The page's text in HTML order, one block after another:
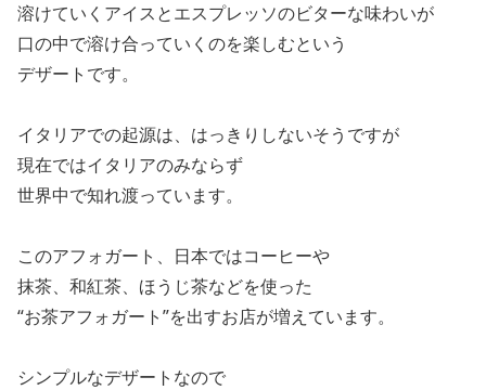
溶けていくアイスとエスプレッソのビターな味わいが
口の中で溶け合っていくのを楽しむという
デザートです。
イタリアでの起源は、はっきりしないそうですが
現在ではイタリアのみならず
世界中で知れ渡っています。
このアフォガート、日本ではコーヒーや
抹茶、和紅茶、ほうじ茶などを使った
“お茶アフォガート”を出すお店が増えています。
シンプルなデザートなので